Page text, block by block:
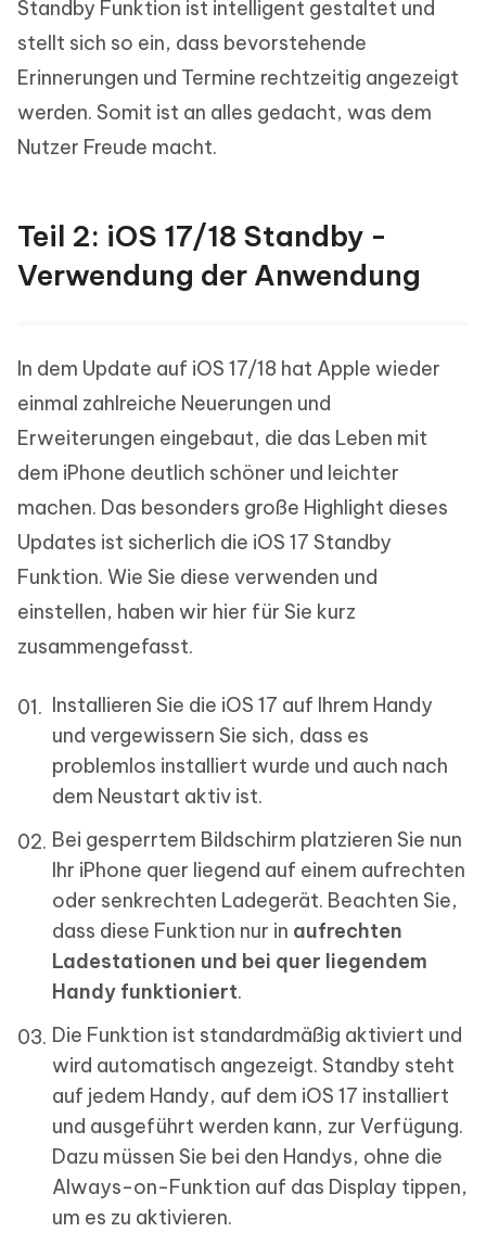
Standby Funktion ist intelligent gestaltet und
stellt sich so ein, dass bevorstehende
Erinnerungen und Termine rechtzeitig angezeigt
werden. Somit ist an alles gedacht, was dem
Nutzer Freude macht.
Teil 2: iOS 17/18 Standby -
Verwendung der Anwendung
In dem Update auf iOS 17/18 hat Apple wieder
einmal zahlreiche Neuerungen und
Erweiterungen eingebaut, die das Leben mit
dem iPhone deutlich schöner und leichter
machen. Das besonders große Highlight dieses
Updates ist sicherlich die iOS 17 Standby
Funktion. Wie Sie diese verwenden und
einstellen, haben wir hier für Sie kurz
zusammengefasst.
Installieren Sie die iOS 17 auf Ihrem Handy
und vergewissern Sie sich, dass es
problemlos installiert wurde und auch nach
dem Neustart aktiv ist.
Bei gesperrtem Bildschirm platzieren Sie nun
Ihr iPhone quer liegend auf einem aufrechten
oder senkrechten Ladegerät. Beachten Sie,
dass diese Funktion nur in aufrechten
Ladestationen und bei quer liegendem
Handy funktioniert.
Die Funktion ist standardmäßig aktiviert und
wird automatisch angezeigt. Standby steht
auf jedem Handy, auf dem iOS 17 installiert
und ausgeführt werden kann, zur Verfügung.
Dazu müssen Sie bei den Handys, ohne die
Always-on-Funktion auf das Display tippen,
um es zu aktivieren.